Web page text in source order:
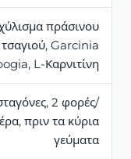
πράσινου
τσαγιού, Garcinia
L-Καρνιτίνη
2 φορές/
πριν τα κύρια
γεύματα